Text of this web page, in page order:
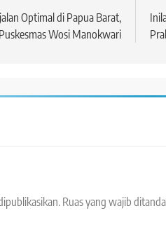
Optimal di Papua Barat,
Wosi Manokwari
Ruas yang wajib